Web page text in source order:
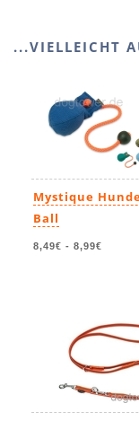
...VIELLEICHT
Mystique
Ball
8,49€ - 8,99€